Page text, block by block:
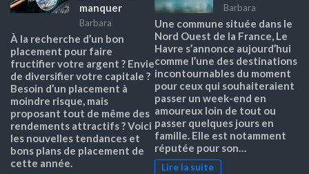
manquer
Barbara
À la recherche d’un bon
placement pour faire
fructifier votre argent ? Envie
de diversifier votre capitale ?
Besoin d’un placement à
moindre risque, mais
proposant tout de même des
rendements attractifs ? Voici
les nouvelles tendances et
bons plans de placement de
cette année.
Barbara
Une commune située dans le
Nord Ouest de la France, Le
Havre s’annonce aujourd’hui
comme l’une des destinations
incontournables du moment
pour ceux qui souhaiteraient
passer un week-end en
amoureux loin de tout ou
passer quelques jours en
famille. Elle est notamment
réputée pour son…
Lire la suite